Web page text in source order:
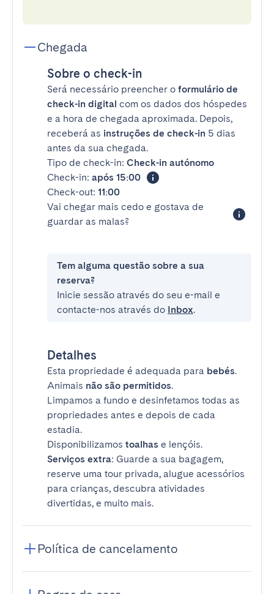
Chegada
Sobre o check-in
Será necessário preencher o formulário de
check-in digital com os dados dos hóspedes
e a hora de chegada aproximada. Depois,
receberá as instruções de check-in 5 dias
antes da sua chegada.
Tipo de check-in: Check-in autónomo
Check-in: após 15:00
Check-out: 11:00
Vai chegar mais cedo e gostava de
guardar as malas?
Tem alguma questão sobre a sua
reserva?
Inicie sessão através do seu e-mail e
contacte-nos através do Inbox.
Detalhes
Esta propriedade é adequada para bebés.
Animais não são permitidos.
Limpamos a fundo e desinfetamos todas as
propriedades antes e depois de cada
estadia.
Disponibilizamos toalhas e lençóis.
Serviços extra: Guarde a sua bagagem,
reserve uma tour privada, alugue acessórios
para crianças, descubra atividades
divertidas, e muito mais.
Política de cancelamento